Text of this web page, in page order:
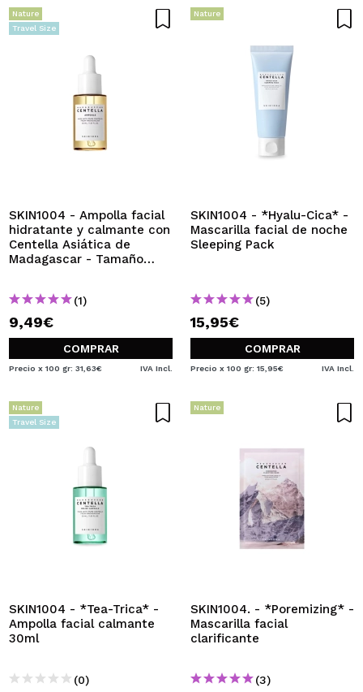
Nature
Travel Size
SKIN1004 - Ampolla facial
hidratante y calmante con
Centella Asiática de
Madagascar - Tamaño
(1)
9,49€
COMPRAR
Precio x 100 gr: 31,63€ IVA Incl.
Nature
SKIN1004 - *Hyalu-Cica* -
Mascarilla facial de noche
Sleeping Pack
(5)
15,95€
COMPRAR
Precio x 100 gr: 15,95€ IVA Incl.
Nature
Travel Size
SKIN1004 - *Tea-Trica* -
Ampolla facial calmante
30ml
(0)
Nature
SKIN1004. - *Poremizing* -
Mascarilla facial
clarificante
(3)